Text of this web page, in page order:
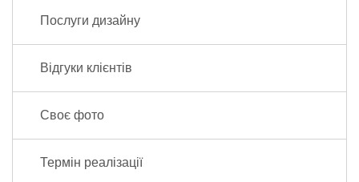
Послуги дизайну
Відгуки клієнтів
Своє фото
Термін реалізації